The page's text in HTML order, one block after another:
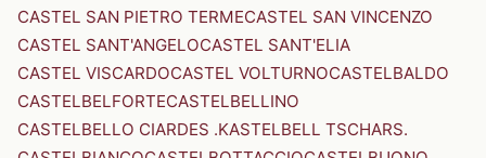
CASTEL SAN PIETRO TERMECASTEL SAN VINCENZO
CASTEL SANT'ANGELOCASTEL SANT'ELIA
CASTEL VISCARDOCASTEL VOLTURNOCASTELBALDO
CASTELBELFORTECASTELBELLINO
CASTELBELLO CIARDES .KASTELBELL TSCHARS.